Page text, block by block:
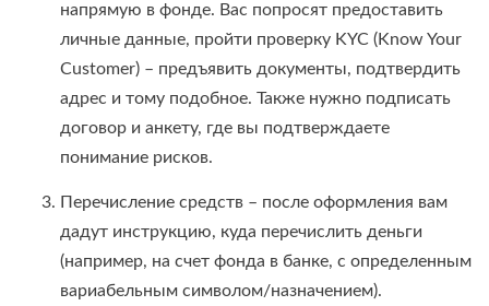
напрямую в фонде. Вас попросят предоставить
личные данные, пройти проверку KYC (Know Your
Customer) – предъявить документы, подтвердить
адрес и тому подобное. Также нужно подписать
договор и анкету, где вы подтверждаете
понимание рисков.
Перечисление средств – после оформления вам
дадут инструкцию, куда перечислить деньги
(например, на счет фонда в банке, с определенным
вариабельным символом/назначением).